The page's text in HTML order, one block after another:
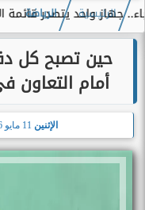
يتصدر قائمة الأكثر
الرئيسية الرياضة
حين تصبح كل
أمام التعاون
الإثنين